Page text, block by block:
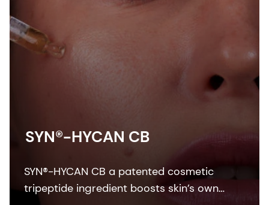
SYN®-HYCAN CB
SYN®-HYCAN CB a patented cosmetic
tripeptide ingredient boosts skin’s own